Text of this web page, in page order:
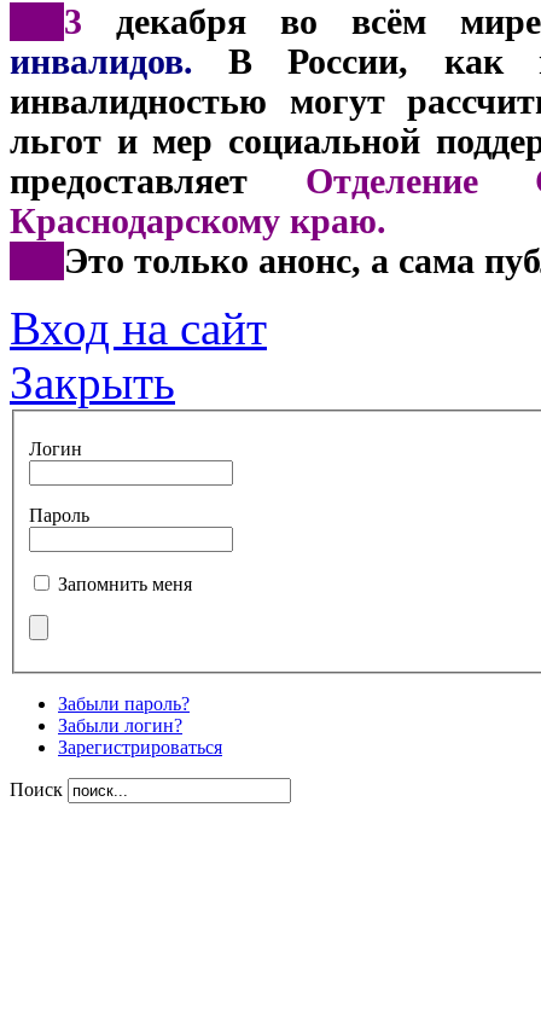
3 декабря во всём мире
инвалидов. В России, как
инвалидностью могут
льгот и мер социальной
предоставляет
Краснодарскому краю.
Это только анонс, а сама
Вход на сайт
Закрыть
Логин
Пароль
Запомнить меня
Забыли пароль?
Забыли логин?
Зарегистрироваться
Поиск